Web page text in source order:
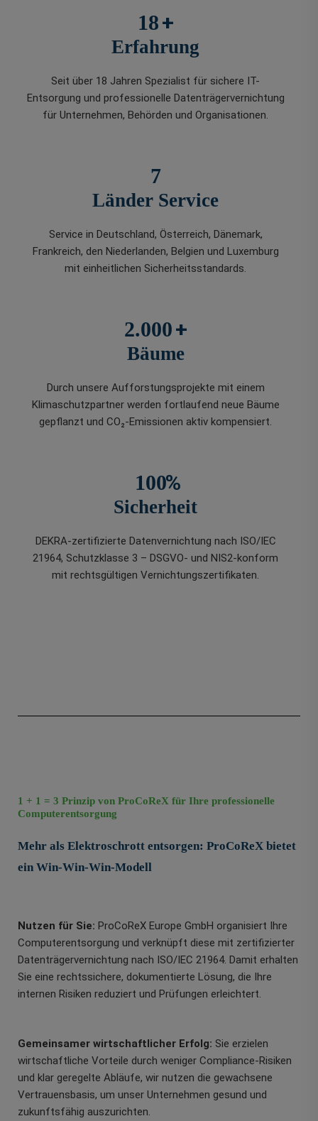
18+
Erfahrung
Seit über 18 Jahren Spezialist für sichere IT-
Entsorgung und professionelle Datenträgervernichtung
für Unternehmen, Behörden und Organisationen.
7
Länder Service
Service in Deutschland, Österreich, Dänemark,
Frankreich, den Niederlanden, Belgien und Luxemburg
mit einheitlichen Sicherheitsstandards.
2.000+
Bäume
Durch unsere Aufforstungsprojekte mit einem
Klimaschutzpartner werden fortlaufend neue Bäume
gepflanzt und CO₂-Emissionen aktiv kompensiert.
100%
Sicherheit
DEKRA-zertifizierte Datenvernichtung nach ISO/IEC
21964, Schutzklasse 3 – DSGVO- und NIS2-konform
mit rechtsgültigen Vernichtungszertifikaten.
1 + 1 = 3 Prinzip von ProCoReX für Ihre professionelle
Computerentsorgung
Mehr als Elektroschrott entsorgen: ProCoReX bietet
ein Win-Win-Win-Modell
Nutzen für Sie: ProCoReX Europe GmbH organisiert Ihre
Computerentsorgung und verknüpft diese mit zertifizierter
Datenträgervernichtung nach ISO/IEC 21964. Damit erhalten
Sie eine rechtssichere, dokumentierte Lösung, die Ihre
internen Risiken reduziert und Prüfungen erleichtert.
Gemeinsamer wirtschaftlicher Erfolg: Sie erzielen
wirtschaftliche Vorteile durch weniger Compliance-Risiken
und klar geregelte Abläufe, wir nutzen die gewachsene
Vertrauensbasis, um unser Unternehmen gesund und
zukunftsfähig auszurichten.